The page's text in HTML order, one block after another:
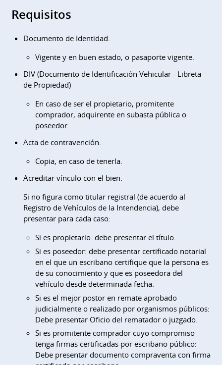
Requisitos
Documento de Identidad.
Vigente y en buen estado, o pasaporte vigente.
DIV (Documento de Identificación Vehicular - Libreta
de Propiedad)
En caso de ser el propietario, promitente
comprador, adquirente en subasta pública o
poseedor.
Acta de contravención.
Copia, en caso de tenerla.
Acreditar vínculo con el bien.
Si no figura como titular registral (de acuerdo al
Registro de Vehículos de la Intendencia), debe
presentar para cada caso:
Si es propietario: debe presentar el título.
Si es poseedor: debe presentar certificado notarial
en el que un escribano certifique que la persona es
de su conocimiento y que es poseedora del
vehículo desde determinada fecha.
Si es el mejor postor en remate aprobado
judicialmente o realizado por organismos públicos:
Debe presentar Oficio del rematador o juzgado.
Si es promitente comprador cuyo compromiso
tenga firmas certificadas por escribano público:
Debe presentar documento compraventa con firma